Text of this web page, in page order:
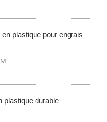
plastique pour engrais
plastique durable